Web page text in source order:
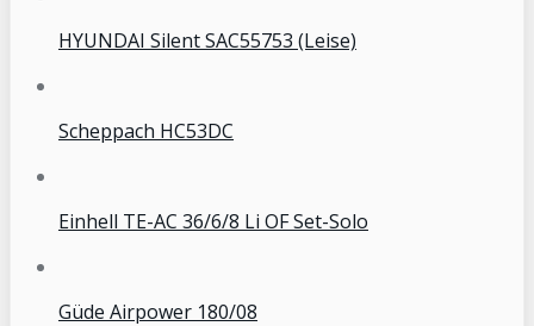
HYUNDAI Silent SAC55753 (Leise)
Scheppach HC53DC
Einhell TE-AC 36/6/8 Li OF Set-Solo
Güde Airpower 180/08